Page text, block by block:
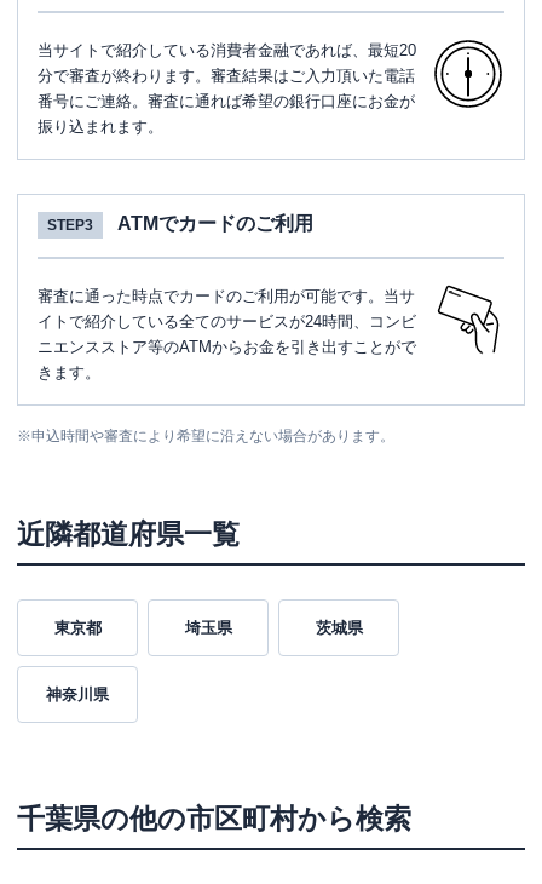
当サイトで紹介している消費者金融であれば、最短20
分で審査が終わります。審査結果はご入力頂いた電話
番号にご連絡。審査に通れば希望の銀行口座にお金が
振り込まれます。
STEP3 ATMでカードのご利用
審査に通った時点でカードのご利用が可能です。当サ
イトで紹介している全てのサービスが24時間、コンビ
ニエンスストア等のATMからお金を引き出すことがで
きます。
※申込時間や審査により希望に沿えない場合があります。
近隣都道府県一覧
東京都 埼玉県 茨城県
神奈川県
千葉県の他の市区町村から検索